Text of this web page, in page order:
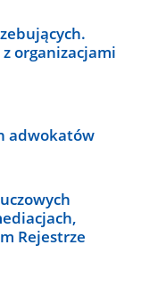
organizacjami
adwokatów
Rejestrze